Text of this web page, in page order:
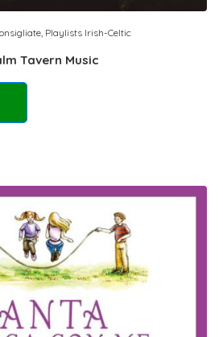
, Playlists Irish-Celtic
Tavern Music